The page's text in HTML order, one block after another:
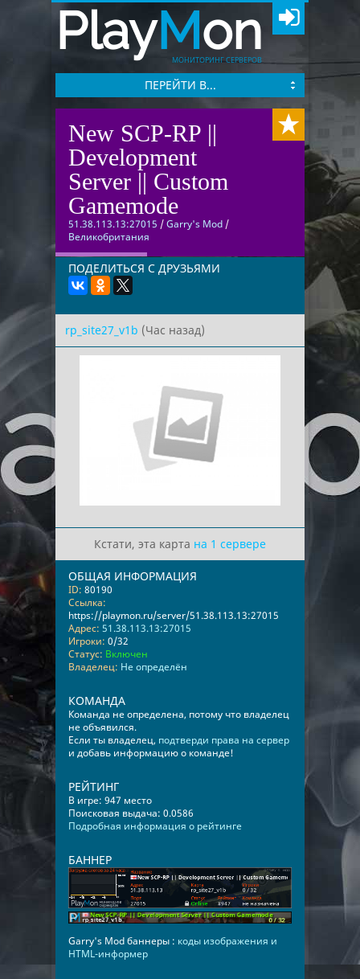
PlayMon
МОНИТОРИНГ СЕРВЕРОВ
ПЕРЕЙТИ В...
New SCP-RP ||
Development
Server || Custom
Gamemode
51.38.113.13:27015 /Garry's Mod /
Великобритания
ПОДЕЛИТЬСЯ С ДРУЗЬЯМИ
rp_site27_v1b (Час назад)
Кстати, эта карта на 1 сервере
ОБЩАЯ ИНФОРМАЦИЯ
ID: 80190
Ссылка:
https://playmon.ru/server/51.38.113.13:27015
Адрес: 51.38.113.13:27015
Игроки: 0/32
Статус: Включен
Владелец: Не определён
КОМАНДА
Команда не определена, потому что владелец
не объявился.
Если ты владелец, подтверди права на сервер
и добавь информацию о команде!
РЕЙТИНГ
В игре: 947 место
Поисковая выдача: 0.0586
Подробная информация о рейтинге
БАННЕР
Garry's Mod баннеры : коды изображения и
HTML-информер